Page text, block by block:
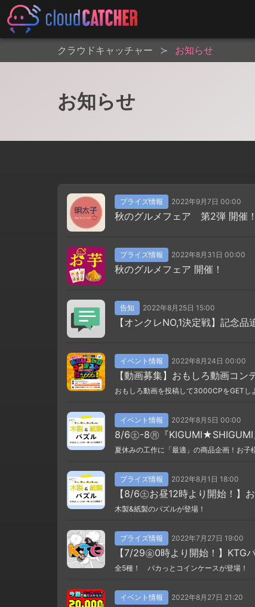
クラウドキャッチャー お知らせ
お知らせ
プライズ情報 2022年9月7日 00:00
秋のグルメフェア 第2弾 開催！
プライズ情報 2022年8月31日 00:00
秋のグルメフェア 開催！
告知 2022年8月25日 15:00
【オンクレNO,1決定戦】記念品
イベント情報 2022年8月24日 00:00
【動画募集】おもしろ動画コン
おもしろ動画を投稿して3000CPをGETし
イベント情報 2022年8月5日 00:00
8/6㊏-8㊊『KIGUMI★SHIGUMI
夏休みの工作に「最適」の商品企画！お子
プライズ情報 2022年8月1日 18:00
【8/6㊏お昼12時より開始！】
木製&紙製のパズルが登場！
プライズ情報 2022年7月27日 19:00
【7/29㊎0時より開始！】KTG
全5種！ パカっとコインケースが登場！
イベント情報 2022年8月27日 21:20